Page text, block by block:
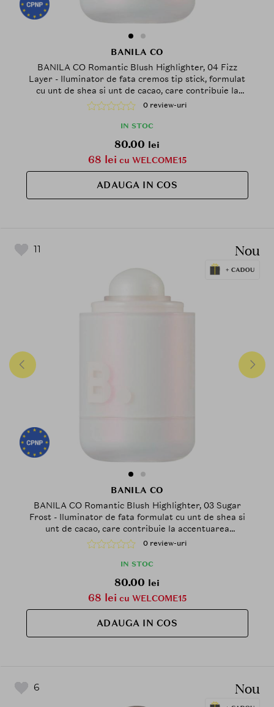
BANILA CO
BANILA CO Romantic Blush Highlighter, 04 Fizz
Layer - Iluminator de fata cremos tip stick, formulat
cu unt de shea si unt de cacao, care contribuie la
accentuarea pometilor si a punctelor inalte ale fetei
printr-un finisaj luminos si neted
0 review-uri
IN STOC
80.00 lei
68 lei cu WELCOME15
ADAUGA IN COS
11 Nou
BANILA CO
BANILA CO Romantic Blush Highlighter, 03 Sugar
Frost - Iluminator de fata formulat cu unt de shea si
unt de cacao, care contribuie la accentuarea
pometilor si a punctelor inalte ale fetei printr-un
finisaj stralucitor, proaspat si neted
0 review-uri
IN STOC
80.00 lei
68 lei cu WELCOME15
ADAUGA IN COS
6 Nou